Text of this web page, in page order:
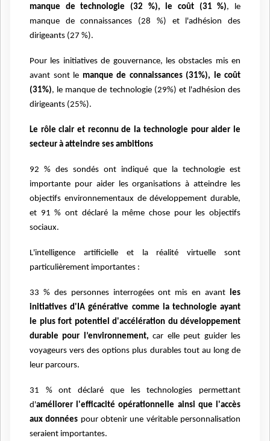
manque de technologie (32 %), le coût (31 %), le
manque de connaissances (28 %) et l'adhésion des
dirigeants (27 %).
Pour les initiatives de gouvernance, les obstacles mis en
avant sont le manque de connaissances (31%), le coût
(31%), le manque de technologie (29%) et l'adhésion des
dirigeants (25%).
Le rôle clair et reconnu de la technologie pour aider le
secteur à atteindre ses ambitions
92 % des sondés ont indiqué que la technologie est
importante pour aider les organisations à atteindre les
objectifs environnementaux de développement durable,
et 91 % ont déclaré la même chose pour les objectifs
sociaux.
L'intelligence artificielle et la réalité virtuelle sont
particulièrement importantes :
33 % des personnes interrogées ont mis en avant les
initiatives d'IA générative comme la technologie ayant
le plus fort potentiel d'accélération du développement
durable pour l’environnement, car elle peut guider les
voyageurs vers des options plus durables tout au long de
leur parcours.
31 % ont déclaré que les technologies permettant
d'améliorer l'efficacité opérationnelle ainsi que l'accès
aux données pour obtenir une véritable personnalisation
seraient importantes.